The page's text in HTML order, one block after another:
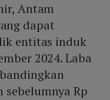
Antam
dapat
entitas induk
2024. Laba
sebelumnya Rp